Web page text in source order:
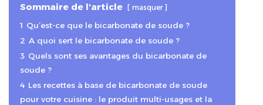
Sommaire de l'article masquer
1 Qu’est-ce que le bicarbonate de soude ?
2 A quoi sert le bicarbonate de soude ?
3 Quels sont ses avantages du bicarbonate de
soude ?
4 Les recettes à base de bicarbonate de soude
pour votre cuisine : le produit multi-usages et la